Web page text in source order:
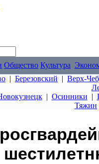
Общество Культура
| Березовский | Верх-
| Осинники |
Тяжин